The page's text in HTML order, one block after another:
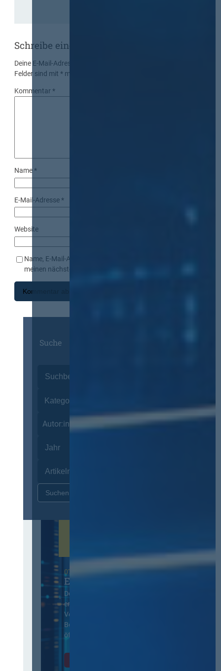
Schreibe einen Kommentar
Deine E-Mail-Adresse wird nicht veröffentlicht.
Felder sind mit* markiert
Kommentar*
Name*
E-Mail-Adresse*
Website
Name, E-Mail-Adresse und Website in diesem Browser für
meinen nächsten Kommentar speichern.
Suche
Autor:innen
07. Oktober 2026 in Berlin
EVB-IT Thementag
Der Thementag für die
ergänzenden
Vertragsbedingungen von IT-
Beschaffung in der
öffentlichen Verwaltung